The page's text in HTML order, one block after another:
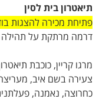
תיאטרון בית לסין
פתיחת מכירה להצגות
דרמה מרתקת על תהילה
מרגו קריין, כוכבת
צעירה בשם איב,
כחרוצה, נאמנה,